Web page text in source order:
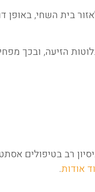
בית השחי, באופן
הזיעה, ובכך
רב בטיפולים
אודות.